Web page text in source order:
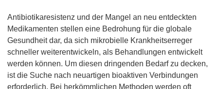
Antibiotikaresistenz und der Mangel an neu entdeckten
Medikamenten stellen eine Bedrohung für die globale
Gesundheit dar, da sich mikrobielle Krankheitserreger
schneller weiterentwickeln, als Behandlungen entwickelt
werden können. Um diesen dringenden Bedarf zu decken,
ist die Suche nach neuartigen bioaktiven Verbindungen
erforderlich. Bei herkömmlichen Methoden werden oft